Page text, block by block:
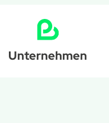
Unternehmen